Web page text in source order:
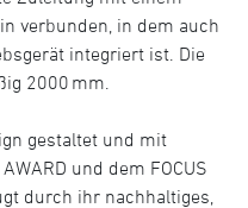
verbunden, in dem auch
integriert ist. Die
2000 mm.
gestaltet und mit
und dem FOCUS
durch ihr nachhaltiges,